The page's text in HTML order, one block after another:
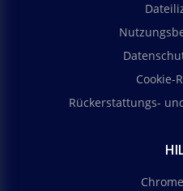
Cookie-
Rückerstattungs-